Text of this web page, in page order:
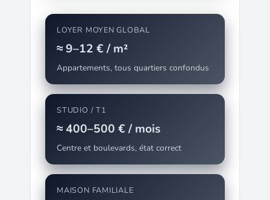
LOYER MOYEN GLOBAL
≈ 9–12 € / m²
Appartements, tous quartiers confondus
STUDIO / T1
≈ 400–500 € / mois
Centre et boulevards, état correct
MAISON FAMILIALE